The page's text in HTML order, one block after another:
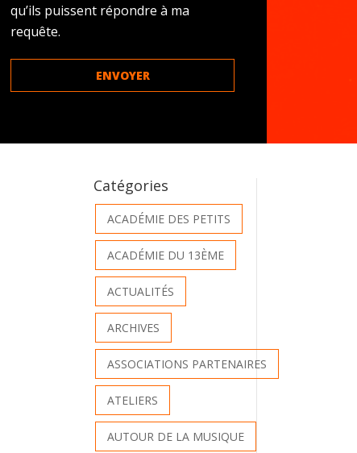
qu’ils puissent répondre à ma
requête.
ENVOYER
Catégories
ACADÉMIE DES PETITS
ACADÉMIE DU 13ÈME
ACTUALITÉS
ARCHIVES
ASSOCIATIONS PARTENAIRES
ATELIERS
AUTOUR DE LA MUSIQUE